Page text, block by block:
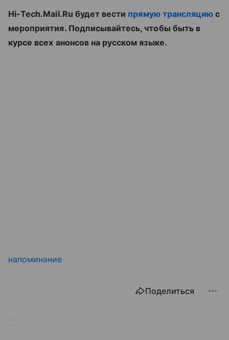
Hi-Tech.Mail.Ru будет вести прямую трансляцию с
мероприятия. Подписывайтесь, чтобы быть в
курсе всех анонсов на русском языке.
напоминание
Поделиться